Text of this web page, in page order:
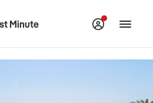
Minute